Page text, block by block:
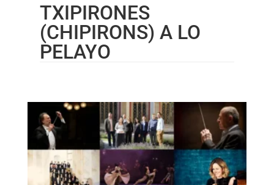
TXIPIRONES
(CHIPIRONS) A LO
PELAYO